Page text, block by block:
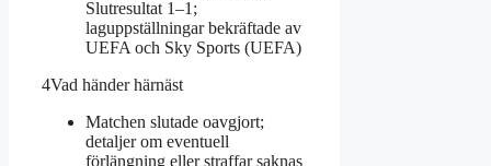
Slutresultat 1–1;
laguppställningar bekräftade av
UEFA och Sky Sports (UEFA)
4Vad händer härnäst
Matchen slutade oavgjort;
detaljer om eventuell
förlängning eller straffar saknas